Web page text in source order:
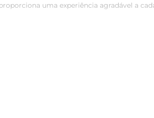
uma experiência agradável a
usá-lo em smoothies, molhos para